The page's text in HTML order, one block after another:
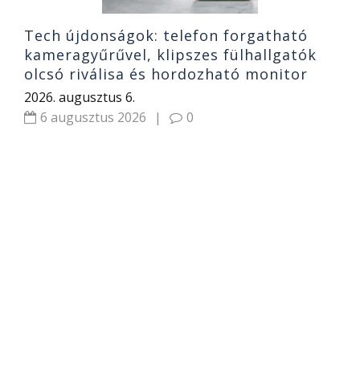
Tech újdonságok: telefon forgatható
kameragyűrűvel, klipszes fülhallgatók
olcsó riválisa és hordozható monitor
2026. augusztus 6.
6 augusztus 2026
| 0